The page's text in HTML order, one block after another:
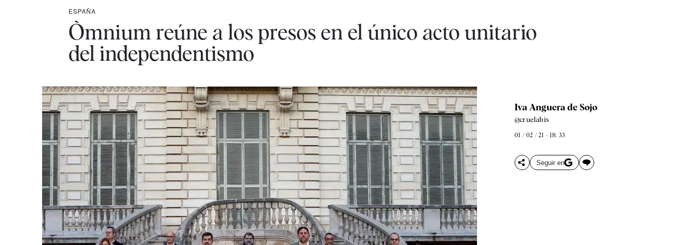
ESPAÑA
Òmnium reúne a los presos en el único acto unitario
del independentismo
Iva Anguera de Sojo
@cruelabis
01 / 02 / 21 - 18: 33
Seguir en